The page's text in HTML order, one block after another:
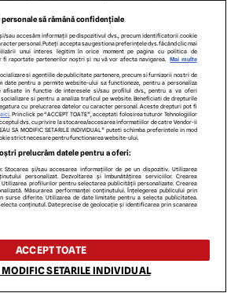
personale să rămână confidențiale
sau accesăm informații pe dispozitivul dvs., precum identificatorii cookie
personal. Puteți accepta sau gestiona preferințele dvs. făcând clic mai
unui interes legitim în orice moment pe pagina cu politica de
raportate partenerilor noștri și nu vă vor afecta navigarea.
Mai multe
si agentiile de publicitate partenere, precum si furnizorii nostri de
date pentru a permite website-ului sa functioneze, pentru a personaliza
afisate in functie de interesele si/sau profilul dvs., pentru a va oferi
si pentru a analiza traficul pe website. Beneficiati de drepturile
cu prelucrarea datelor cu caracter personal. Aceste drepturi pot fi
aici . Prin click pe “ACCEPT TOATE”, acceptati folosirea tuturor Tehnologiilor
dvs. cu privire la stocarea/accesarea informatiilor de catre Vendor-ii
SA MODIFIC SETARILE INDIVIDUAL” puteti schimba preferintele in mod
strict necesare pentru functionarea website-ului.
prelucrăm datele pentru a oferi:
Stocarea și/sau accesarea informațiilor de pe un dispozitiv. Utilizarea
personalizat. Dezvoltarea și îmbunătățirea serviciilor. Crearea
profilurilor pentru selectarea publicității personalizate. Crearea
Măsurarea performanței conținutului. Înțelegerea publicului prin
surse diferite. Utilizarea de date limitate pentru a selecta publicitatea.
conținutul. Date precise de geolocație și identificarea prin scanarea
ACCEPT TOATE
MODIFIC SETARILE INDIVIDUAL